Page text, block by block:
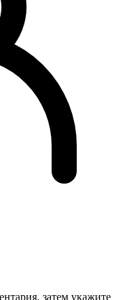
затем укажите